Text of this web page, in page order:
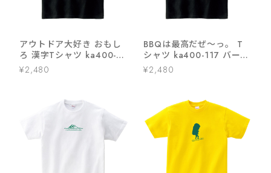
アウトドア大好き おもし
ろ 漢字Tシャツ ka400-12
登山 ハイキング キャンプ
好き
¥2,480
BBQは最高だぜ〜っ。 T
シャツ ka400-117 バーベ
キュー お肉好き キャンプ
飯 アウトドア 漢字Tシャ
¥2,480